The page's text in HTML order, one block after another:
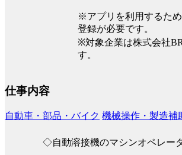
※アプリを利用するた
登録が必要です。
※対象企業は株式会社
す。
仕事内容
自動車・部品・バイク 機械操作・製造補
◇自動溶接機のマシンオペレー